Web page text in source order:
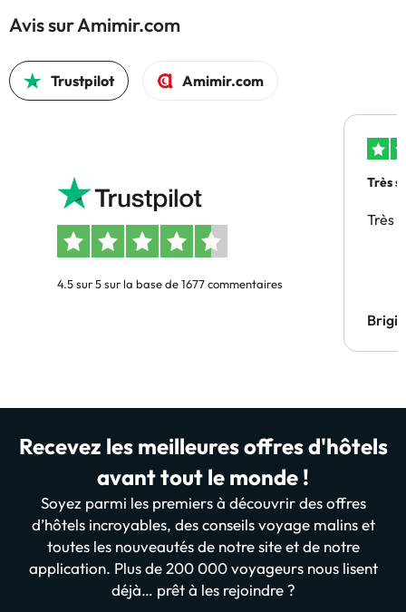
Avis sur Amimir.com
Trustpilot Amimir.com
4.5 sur 5 sur la base de 1677 commentaires
Très
Très
Recevez les meilleures offres d'hôtels
avant tout le monde !
Soyez parmi les premiers à découvrir des offres
d’hôtels incroyables, des conseils voyage malins et
toutes les nouveautés de notre site et de notre
application. Plus de 200 000 voyageurs nous lisent
déjà… prêt à les rejoindre ?